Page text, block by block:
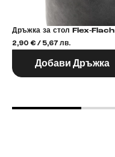
Дръжка за стол Flex-Flach
2,90 € / 5,67 лв.
Добави Дръжка